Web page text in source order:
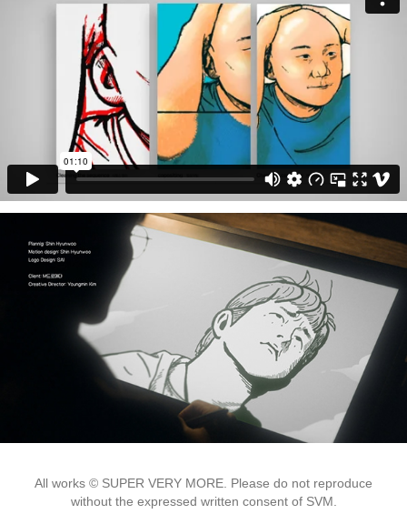
All works © SUPER VERY MORE. Please do not reproduce
without the expressed written consent of SVM.